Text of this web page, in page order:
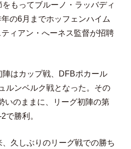
もってブルーノ・ラッバディ
の6月までホッフェンハイム
ィアン・へーネス監督が招聘
はカップ戦、DFBポカール
ルンベルク戦となった。その
いのままに、リーグ初陣の第
で勝利。
久しぶりのリーグ戦での勝ち